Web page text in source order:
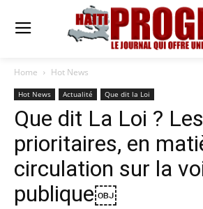
Home Hot News
Hot News Actualité Que dit la Loi
Que dit La Loi ?
prioritaires, en
circulation sur la
publique￼